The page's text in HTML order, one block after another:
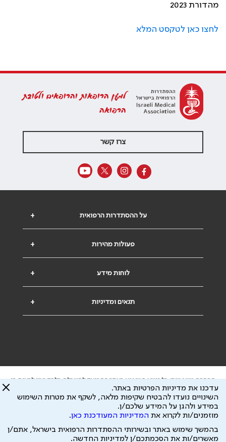
מהדורת 2023
לחצו כאן לטקסט המלא
למען הרופאות והרופאים ולטובת
הרפואה
צרו קשר
+ על ההסתדרות הרפואית
+ פעולות מהירות
+ לוחות מידע
+ תנאים ומדיניות
הבהרה משפטית: כל נושא המופיע באתר זה נועד להשכלה בלבד ואין לראות בו
ייעוץ רפואי או משפטי. אין הר"י אחראית לתוכן המתפרסם באתר זה ולכל נזק
שעלול להיגרם.
ידוע לי שהר"י אוספת ושומרת מידע אישי לצורך מתן השרות וכי חלק ממנו עשוי
להיות מועבר לצדדים שלישיים, הכל בכפוף ל מדיניות הפרטיות
כל הזכויות על המידע באתר שייכות להסתדרות הרפואית בישראל.
פיתוח ע"י עיצוב ע"י
עדכנו את מדיניות הפרטיות באתר.
השינויים נועדו להבטיח שקיפות מלאה, לשקף את מטרות השימוש
במידע ולהגן על המידע שלכם/ן.
מוזמנים/ות לקרוא את המדיניות המעודכנת כאן.
בהמשך שימוש באתר ובשירותי ההסתדרות הרפואית בישראל, אתם/ן
מאשרים/ות את הסכמתכם/ן למדיניות החדשה.